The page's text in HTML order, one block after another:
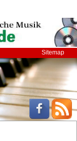
Sitemap